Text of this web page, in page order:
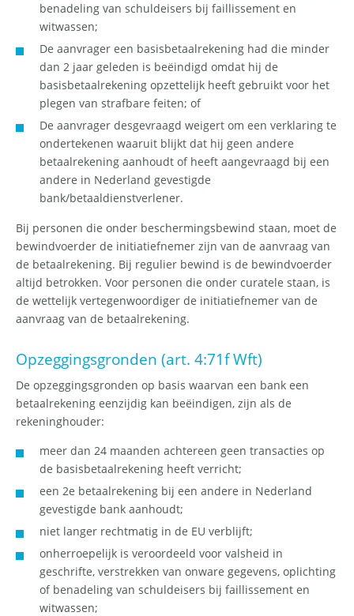
benadeling van schuldeisers bij faillissement en
witwassen;
De aanvrager een basisbetaalrekening had die minder
dan 2 jaar geleden is beëindigd omdat hij de
basisbetaalrekening opzettelijk heeft gebruikt voor het
plegen van strafbare feiten; of
De aanvrager desgevraagd weigert om een verklaring te
ondertekenen waaruit blijkt dat hij geen andere
betaalrekening aanhoudt of heeft aangevraagd bij een
andere in Nederland gevestigde
bank/betaaldienstverlener.
Bij personen die onder beschermingsbewind staan, moet de
bewindvoerder de initiatiefnemer zijn van de aanvraag van
de betaalrekening. Bij regulier bewind is de bewindvoerder
altijd betrokken. Voor personen die onder curatele staan, is
de wettelijk vertegenwoordiger de initiatiefnemer van de
aanvraag van de betaalrekening.
Opzeggingsgronden (art. 4:71f Wft)
De opzeggingsgronden op basis waarvan een bank een
betaalrekening eenzijdig kan beëindigen, zijn als de
rekeninghouder:
meer dan 24 maanden achtereen geen transacties op
de basisbetaalrekening heeft verricht;
een 2e betaalrekening bij een andere in Nederland
gevestigde bank aanhoudt;
niet langer rechtmatig in de EU verblijft;
onherroepelijk is veroordeeld voor valsheid in
geschrifte, verstrekken van onware gegevens, oplichting
of benadeling van schuldeisers bij faillissement en
witwassen;